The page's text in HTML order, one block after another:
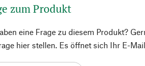
zum Produkt
eine Frage zu diesem Produkt?
hier stellen. Es öffnet sich Ihr E-